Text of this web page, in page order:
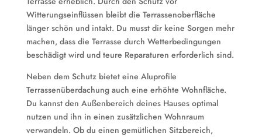
Witterungseinflüssen bleibt die Terrassenoberfläche
länger schön und intakt. Du musst dir keine Sorgen mehr
machen, dass die Terrasse durch Wetterbedingungen
beschädigt wird und teure Reparaturen erforderlich sind.
Neben dem Schutz bietet eine Aluprofile
Terrassenüberdachung auch eine erhöhte Wohnfläche.
Du kannst den Außenbereich deines Hauses optimal
nutzen und ihn in einen zusätzlichen Wohnraum
verwandeln. Ob du einen gemütlichen Sitzbereich,